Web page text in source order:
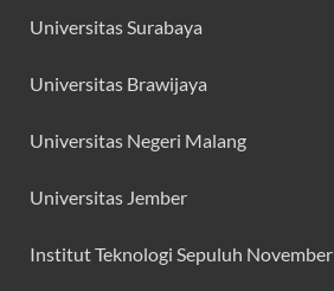
Universitas Surabaya
Universitas Brawijaya
Universitas Negeri Malang
Universitas Jember
Institut Teknologi Sepuluh November